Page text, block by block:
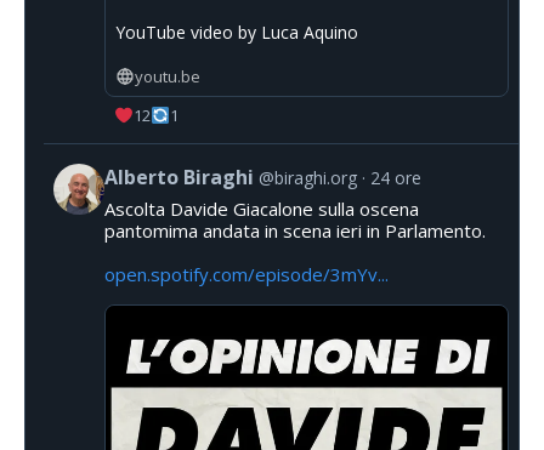
YouTube video by Luca Aquino
youtu.be
12
1
Alberto Biraghi @biraghi.org 24 ore
Ascolta Davide Giacalone sulla oscena
pantomima andata in scena ieri in Parlamento.
open.spotify.com/episode/3mYv...